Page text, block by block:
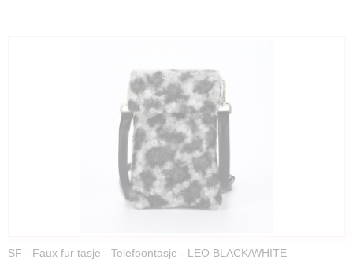
SF - Faux fur tasje - Telefoontasje - LEO BLACK/WHITE